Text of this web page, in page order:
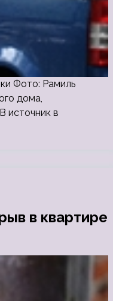
Фото: Рамиль
дома,
источник в
в квартире